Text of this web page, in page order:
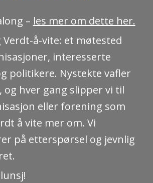
– les mer om dette her.
Verdt-å-vite: et møtested
interesserte
politikere. Nystekte vafler
og hver gang slipper vi til
eller forening som
å vite mer om. Vi
på etterspørsel og jevnlig